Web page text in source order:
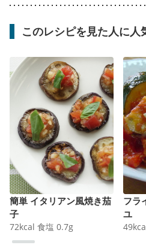
このレシピを見た人に人
簡単 イタリアン風焼き茄
子
72kcal 食塩 0.7g
フラ
ユ
49